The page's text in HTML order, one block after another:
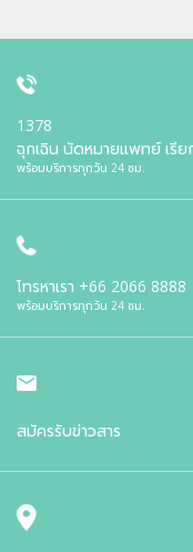
1378
ฉุกเฉิน นัดหมายแพทย์ เรี
พร้อมบริการทุกวัน 24 ชม.
โทรหาเรา +66 2066 8888
พร้อมบริการทุกวัน 24 ชม.
สมัครรับข่าวสาร